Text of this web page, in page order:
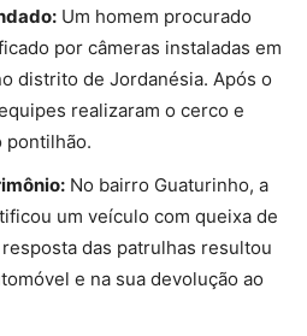
Um homem procurado
por câmeras instaladas em
distrito de Jordanésia. Após o
realizaram o cerco e
pontilhão.
No bairro Guaturinho, a
um veículo com queixa de
das patrulhas resultou
e na sua devolução ao